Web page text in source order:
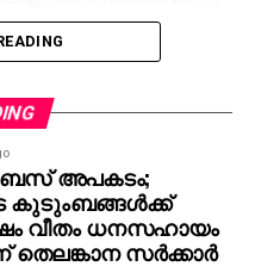
താരം റാമോണ്‍
പകരക്കാരനായി
ഷോട്ട് തൃശൂര്‍
മിനിറ്റില്‍ ഫ്രീകിക്കിന്
പോസ്റ്റിലേക്ക്
മുര്‍ഷിദ് ക്രോസ്
ജോസഫിന്റെ
മുര്‍ഷിദ് തടുത്തു.
ബസ് അപകടം;
കുടുംബങ്ങള്‍ക്ക്
വീതം ധനസഹായം
സര്‍ക്കാര്‍